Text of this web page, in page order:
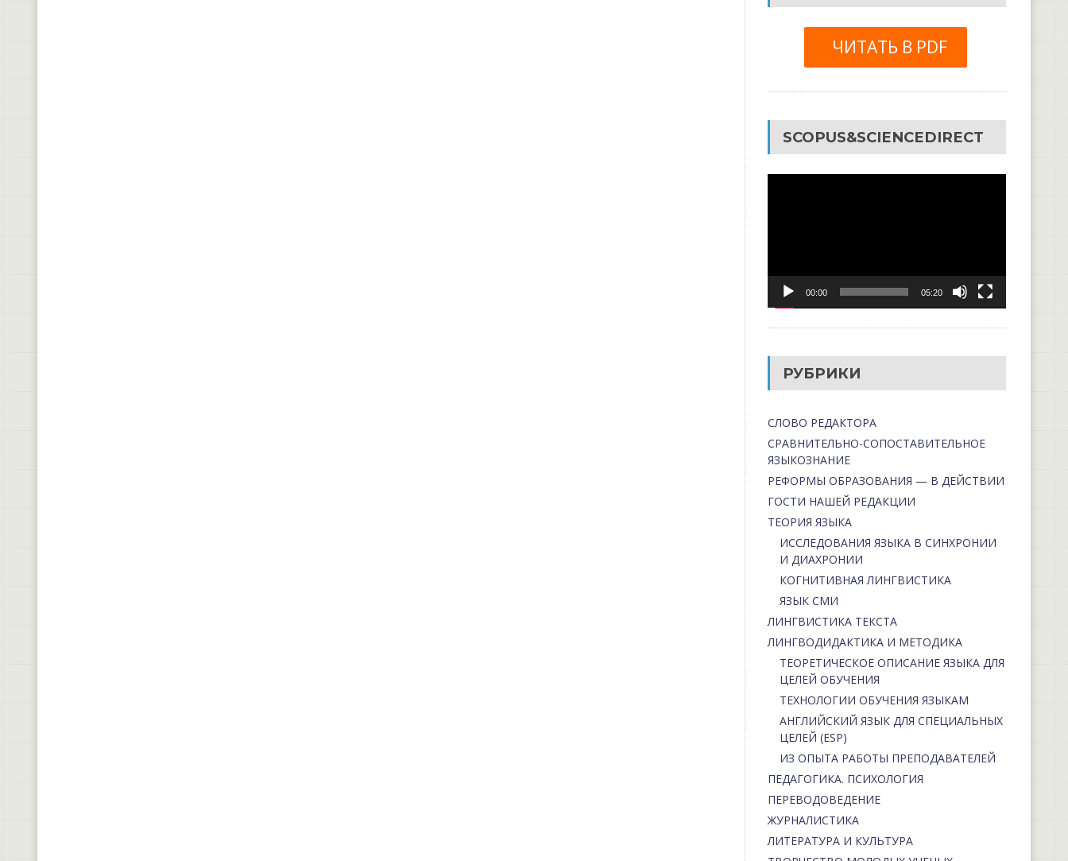
ЧИТАТЬ В PDF
SCOPUS&SCIENCEDIRECT
00:00 05:20
РУБРИКИ
СЛОВО РЕДАКТОРА
СРАВНИТЕЛЬНО-СОПОСТАВИТЕЛЬНОЕ
ЯЗЫКОЗНАНИЕ
РЕФОРМЫ ОБРАЗОВАНИЯ — В ДЕЙСТВИИ
ГОСТИ НАШЕЙ РЕДАКЦИИ
ТЕОРИЯ ЯЗЫКА
ИССЛЕДОВАНИЯ ЯЗЫКА В СИНХРОНИИ
И ДИАХРОНИИ
КОГНИТИВНАЯ ЛИНГВИСТИКА
ЯЗЫК СМИ
ЛИНГВИСТИКА ТЕКСТА
ЛИНГВОДИДАКТИКА И МЕТОДИКА
ТЕОРЕТИЧЕСКОЕ ОПИСАНИЕ ЯЗЫКА ДЛЯ
ЦЕЛЕЙ ОБУЧЕНИЯ
ТЕХНОЛОГИИ ОБУЧЕНИЯ ЯЗЫКАМ
АНГЛИЙСКИЙ ЯЗЫК ДЛЯ СПЕЦИАЛЬНЫХ
ЦЕЛЕЙ (ESP)
ИЗ ОПЫТА РАБОТЫ ПРЕПОДАВАТЕЛЕЙ
ПЕДАГОГИКА. ПСИХОЛОГИЯ
ПЕРЕВОДОВЕДЕНИЕ
ЖУРНАЛИСТИКА
ЛИТЕРАТУРА И КУЛЬТУРА